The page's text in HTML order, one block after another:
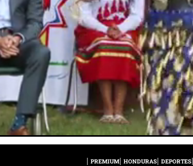
PREMIUM HONDURAS DEPORTES